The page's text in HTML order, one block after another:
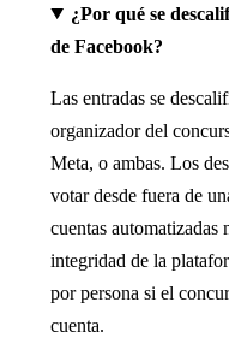
¿Por qué se
de Facebook?
Las entradas se
organizador del
Meta, o ambas. Los
votar desde fuera de
cuentas automatizadas
integridad de la
por persona si el
cuenta.